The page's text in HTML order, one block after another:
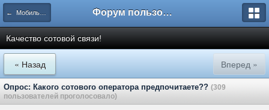
← Мобильная связь Форум пользователей ООО "Климовская сеть"
Качество сотовой связи!
« Назад Вперед »
Опрос: Какого сотового оператора предпочитаете?? (309
пользователей проголосовало)